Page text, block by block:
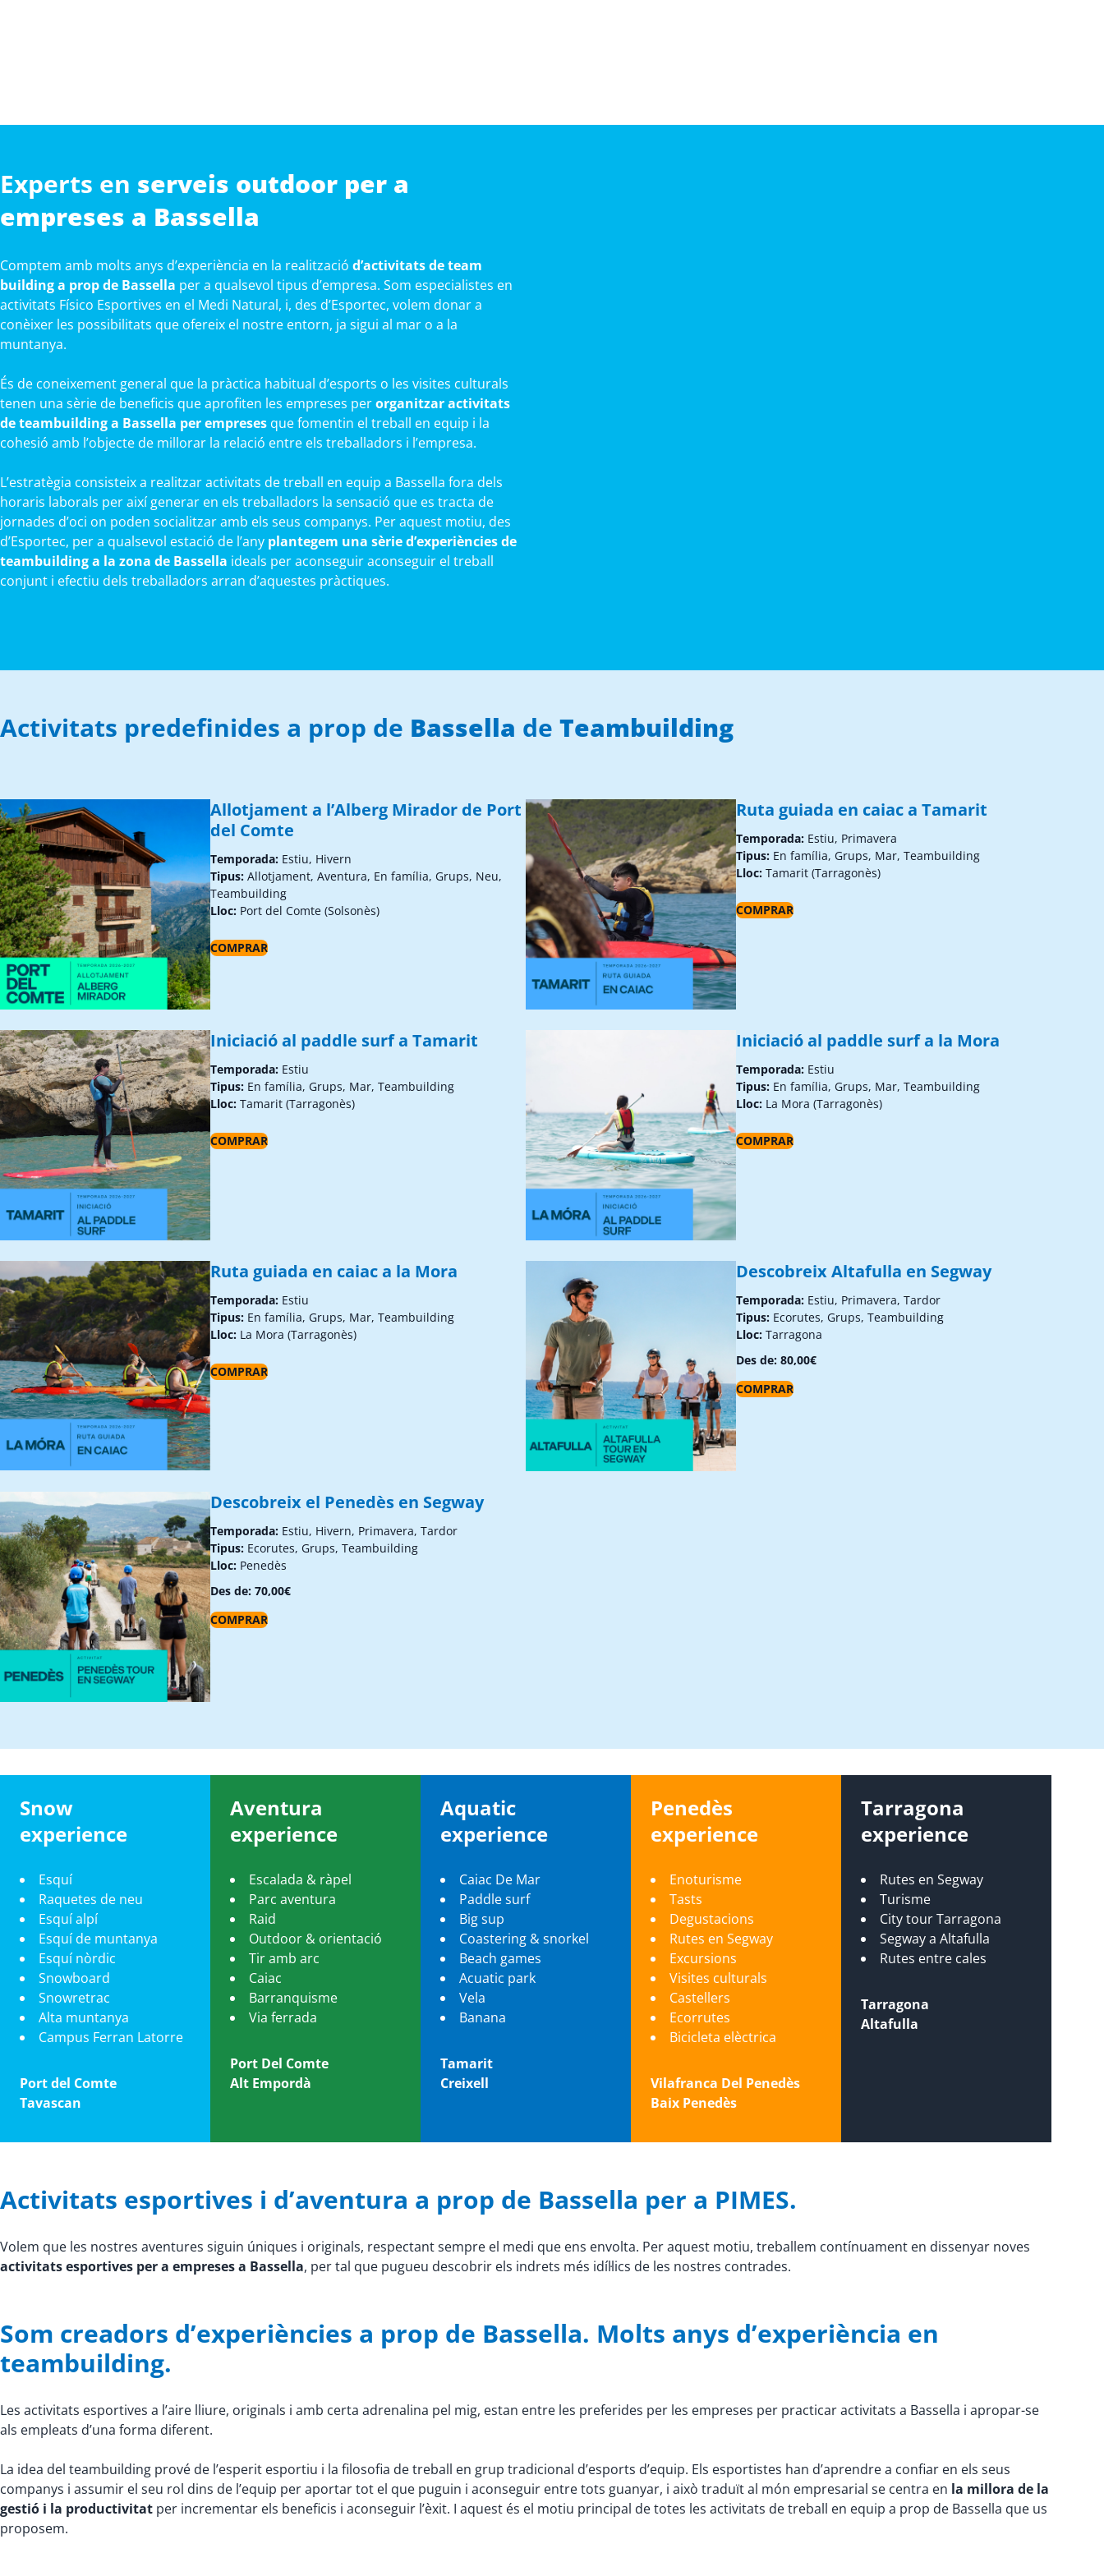
Experts en serveis outdoor per a
empreses a Bassella
Comptem amb molts anys d’experiència en la realització d’activitats de team
building a prop de Bassella per a qualsevol tipus d’empresa. Som especialistes en
activitats Físico Esportives en el Medi Natural, i, des d’Esportec, volem donar a
conèixer les possibilitats que ofereix el nostre entorn, ja sigui al mar o a la
muntanya.
És de coneixement general que la pràctica habitual d’esports o les visites culturals
tenen una sèrie de beneficis que aprofiten les empreses perorganitzar activitats
de teambuilding a Bassella per empreses que fomentin el treball en equip i la
cohesió amb l’objecte de millorar la relació entre els treballadors i l’empresa.
L’estratègia consisteix a realitzar activitats de treball en equip a Bassella fora dels
horaris laborals per així generar en els treballadors la sensació que es tracta de
jornades d’oci on poden socialitzar amb els seus companys. Per aquest motiu, des
d’Esportec, per a qualsevol estació de l’any plantegem una sèrie d’experiències de
teambuilding a la zona de Bassella ideals per aconseguir aconseguir el treball
conjunt i efectiu dels treballadors arran d’aquestes pràctiques.
Activitats predefinides a prop de Bassella de Teambuilding
Allotjament a l’Alberg Mirador de Port
del Comte
Temporada: Estiu, Hivern
Tipus: Allotjament, Aventura, En família, Grups, Neu,
Teambuilding
Lloc: Port del Comte (Solsonès)
COMPRAR
Ruta guiada en caiac a Tamarit
Temporada: Estiu, Primavera
Tipus: En família, Grups, Mar, Teambuilding
Lloc: Tamarit (Tarragonès)
COMPRAR
Iniciació al paddle surf a Tamarit
Temporada: Estiu
Tipus: En família, Grups, Mar, Teambuilding
Lloc: Tamarit (Tarragonès)
COMPRAR
Iniciació al paddle surf a la Mora
Temporada: Estiu
Tipus: En família, Grups, Mar, Teambuilding
Lloc: La Mora (Tarragonès)
COMPRAR
Ruta guiada en caiac a la Mora
Temporada: Estiu
Tipus: En família, Grups, Mar, Teambuilding
Lloc: La Mora (Tarragonès)
COMPRAR
Descobreix Altafulla en Segway
Temporada: Estiu, Primavera, Tardor
Tipus: Ecorutes, Grups, Teambuilding
Lloc: Tarragona
Des de: 80,00€
COMPRAR
Descobreix el Penedès en Segway
Temporada: Estiu, Hivern, Primavera, Tardor
Tipus: Ecorutes, Grups, Teambuilding
Lloc: Penedès
Des de: 70,00€
COMPRAR
Snow
experience
Esquí
Raquetes de neu
Esquí alpí
Esquí de muntanya
Esquí nòrdic
Snowboard
Snowretrac
Alta muntanya
Campus Ferran Latorre
Port del Comte
Tavascan
Aventura
experience
Escalada & ràpel
Parc aventura
Raid
Outdoor & orientació
Tir amb arc
Caiac
Barranquisme
Via ferrada
Port Del Comte
Alt Empordà
Aquatic
experience
Caiac De Mar
Paddle surf
Big sup
Coastering & snorkel
Beach games
Acuatic park
Vela
Banana
Tamarit
Creixell
Penedès
experience
Enoturisme
Tasts
Degustacions
Rutes en Segway
Excursions
Visites culturals
Castellers
Ecorrutes
Bicicleta elèctrica
Vilafranca Del Penedès
Baix Penedès
Tarragona
experience
Rutes en Segway
Turisme
City tour Tarragona
Segway a Altafulla
Rutes entre cales
Tarragona
Altafulla
Activitats esportives i d’aventura a prop de Bassella per a PIMES.
Volem que les nostres aventures siguin úniques i originals, respectant sempre el medi que ens envolta. Per aquest motiu, treballem contínuament en dissenyar noves
activitats esportives per a empreses a Bassella, per tal que pugueu descobrir els indrets més idíl·lics de les nostres contrades.
Som creadors d’experiències a prop de Bassella. Molts anys d’experiència en
teambuilding.
Les activitats esportives a l’aire lliure, originals i amb certa adrenalina pel mig, estan entre les preferides per les empreses per practicar activitats a Bassella i apropar-se
als empleats d’una forma diferent.
La idea del teambuilding prové de l’esperit esportiu i la filosofia de treball en grup tradicional d’esports d’equip. Els esportistes han d’aprendre a confiar en els seus
companys i assumir el seu rol dins de l’equip per aportar tot el que puguin i aconseguir entre tots guanyar, i això traduït al món empresarial se centra en la millora de la
gestió i la productivitat per incrementar els beneficis i aconseguir l’èxit. I aquest és el motiu principal de totes les activitats de treball en equip a prop de Bassella que us
proposem.